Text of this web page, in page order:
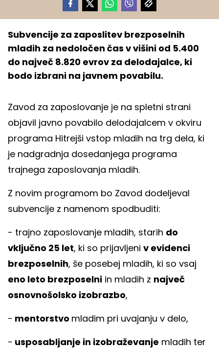
Subvencije za zaposlitev brezposelnih
mladih za nedoločen čas v višini od 5.400
do največ 8.820 evrov za delodajalce, ki
bodo izbrani na javnem povabilu.
Zavod za zaposlovanje je na spletni strani
objavil javno povabilo delodajalcem v okviru
programa Hitrejši vstop mladih na trg dela, ki
je nadgradnja dosedanjega programa
trajnega zaposlovanja mladih.
Z novim programom bo Zavod dodeljeval
subvencije z namenom spodbuditi:
- trajno zaposlovanje mladih, starih do
vključno 25 let, ki so prijavljeni v evidenci
brezposelnih, še posebej mladih, ki so vsaj
eno leto brezposelni in mladih z največ
osnovnošolsko izobrazbo,
- mentorstvo mladim pri uvajanju v delo,
- usposabljanje in izobraževanje mladih ter